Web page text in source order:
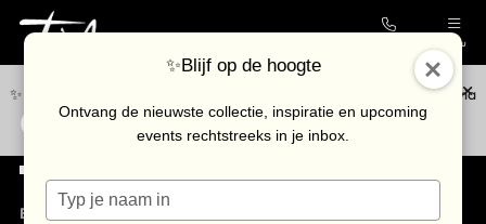
Menu
✨Blijf op de hoogte van de nieuwste collectie en upcoming events via
onze nieuwsbrief
Collectie
Galerie
Kunstenaars
Outlet Collectie
Bijzondere kunst, speciaal geprijsd.
✨Blijf op de hoogte
Ontvang de nieuwste collectie, inspiratie en upcoming
events rechtstreeks in je inbox.
Typ
je